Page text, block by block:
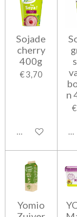
Sojade
cherry
400g
€ 3,70
In winkelwagen
n
Yomio